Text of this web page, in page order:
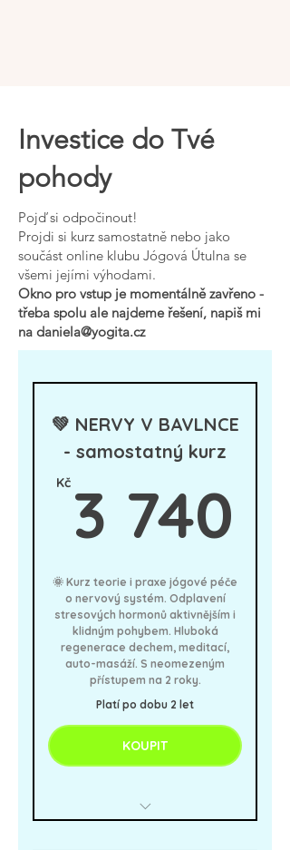
Investice do Tvé
pohody
Pojď si odpočinout!
Projdi si kurz samostatně nebo jako
součást online klubu Jógová Útulna se
všemi jejími výhodami.
Okno pro vstup je momentálně zavřeno -
třeba spolu ale najdeme řešení, napiš mi
na daniela@yogita.cz
💚 NERVY V BAVLNCE
- samostatný kurz
Kč 3 740
🌞 Kurz teorie i praxe jógové péče
o nervový systém. Odplavení
stresových hormonů aktivnějším i
klidným pohybem. Hluboká
regenerace dechem, meditací,
auto-masáží. S neomezeným
přístupem na 2 roky.
Platí po dobu 2 let
KOUPIT